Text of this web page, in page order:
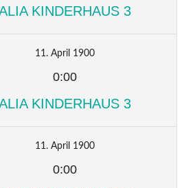
KINDERHAUS 3
11. April 1900
0:00
KINDERHAUS 3
11. April 1900
0:00